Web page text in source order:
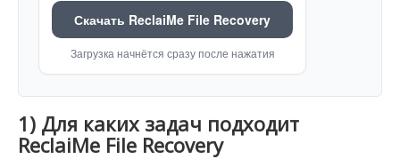
Скачать ReclaiMe File Recovery
Загрузка начнётся сразу после нажатия
1) Для каких задач подходит
ReclaiMe File Recovery